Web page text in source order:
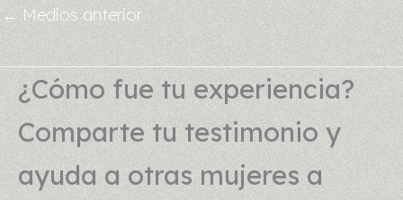
← Medios anterior
¿Cómo fue tu experiencia?
Comparte tu testimonio y
ayuda a otras mujeres a